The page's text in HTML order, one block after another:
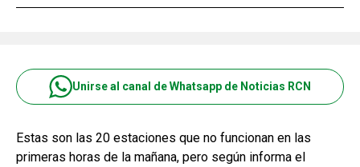
Unirse al canal de Whatsapp de Noticias RCN
Estas son las 20 estaciones que no funcionan en las
primeras horas de la mañana, pero según informa el